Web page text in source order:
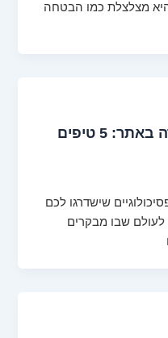
היא מצלצלת כמו הבטחה
איך לשפר את יחס ההמרה באתר: 5 טיפים
7 טריקים פסיכולוגיים שישדרגו לכם
שבו מבקרים